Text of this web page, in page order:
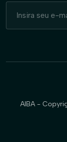
AIBA -